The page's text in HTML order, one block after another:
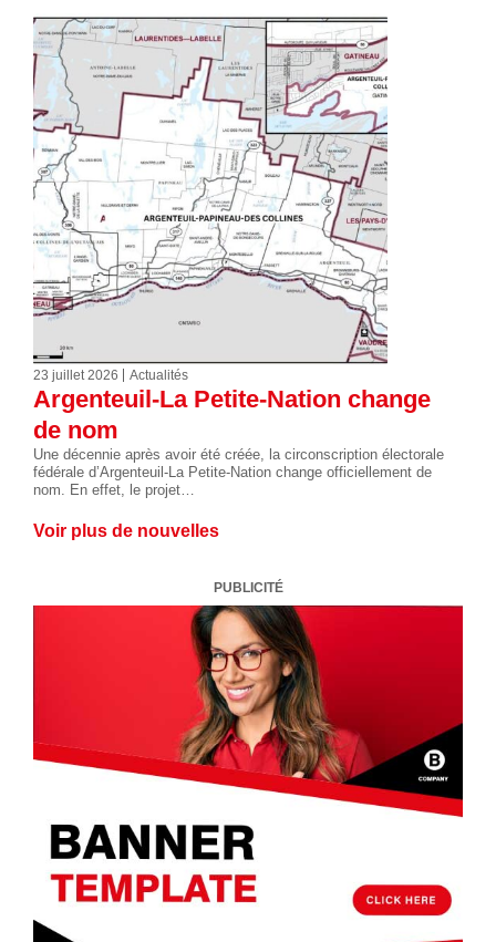
23 juillet 2026 Actualités
Argenteuil-La Petite-Nation change
de nom
Une décennie après avoir été créée, la circonscription électorale
fédérale d’Argenteuil-La Petite-Nation change officiellement de
nom. En effet, le projet…
Voir plus de nouvelles
PUBLICITÉ